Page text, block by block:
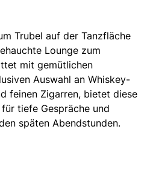
Trubel auf der Tanzfläche
Lounge zum
mit gemütlichen
Auswahl an Whiskey-
feinen Zigarren, bietet diese
tiefe Gespräche und
späten Abendstunden.